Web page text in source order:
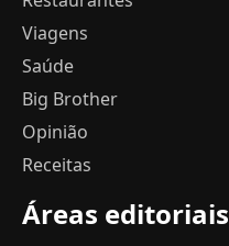
Viagens
Saúde
Big Brother
Opinião
Receitas
Áreas editoriais